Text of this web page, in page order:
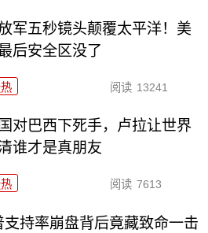
军五秒镜头颠覆太平洋！美
后安全区没了
阅读 13241
对巴西下死手，卢拉让世界
谁才是真朋友
阅读 7613
持率崩盘背后竟藏致命一击